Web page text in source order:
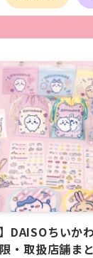
DAISOちいか
・取扱店舗ま